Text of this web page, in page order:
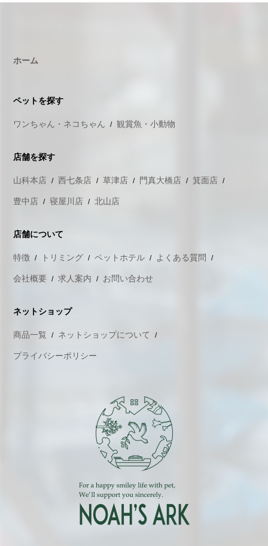
ホーム
ペットを探す
ワンちゃん・ネコちゃん 観賞魚・小動物
店舗を探す
山科本店 西七条店 草津店 門真大橋店 箕面店
豊中店 寝屋川店 北山店
店舗について
特徴 トリミング ペットホテル よくある質問
会社概要 求人案内 お問い合わせ
ネットショップ
商品一覧 ネットショップについて
プライバシーポリシー